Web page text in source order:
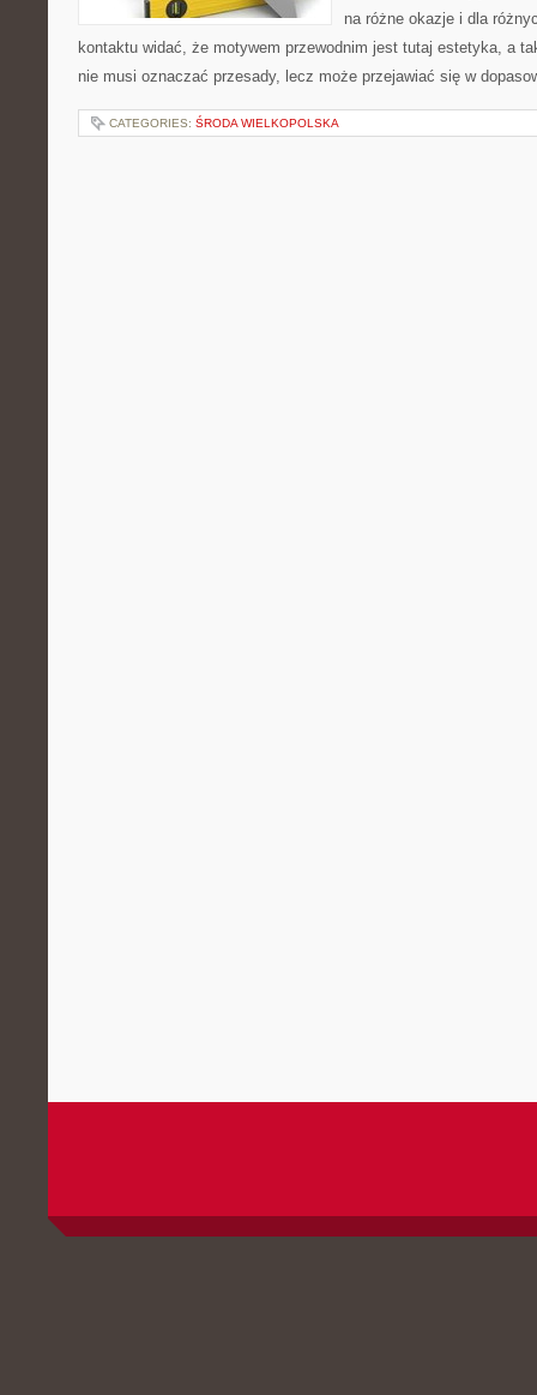
na różne okazje i dla
kontaktu widać, że motywem przewodnim jest tutaj estetyka, a
nie musi oznaczać przesady, lecz może przejawiać się w
CATEGORIES: ŚRODA WIELKOPOLSKA